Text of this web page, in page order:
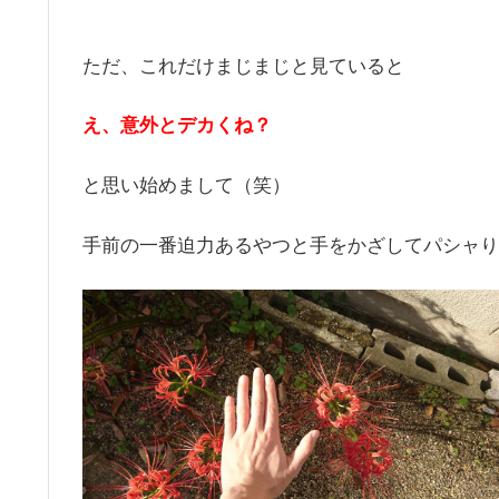
ただ、これだけまじまじと見ていると
え、意外とデカくね？
と思い始めまして（笑）
手前の一番迫力あるやつと手をかざしてパシャ